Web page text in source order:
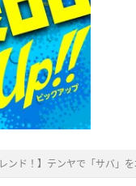
ンド！】テンヤで「サバ」